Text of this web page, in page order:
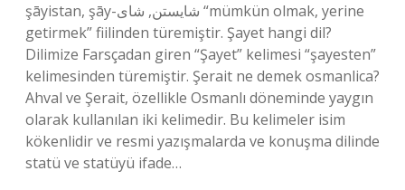
şāyistan, şāy-شایستن, شای “mümkün olmak, yerine
getirmek” fiilinden türemiştir. Şayet hangi dil?
Dilimize Farsçadan giren “Şayet” kelimesi “şayesten”
kelimesinden türemiştir. Şerait ne demek osmanlica?
Ahval ve Şerait, özellikle Osmanlı döneminde yaygın
olarak kullanılan iki kelimedir. Bu kelimeler isim
kökenlidir ve resmi yazışmalarda ve konuşma dilinde
statü ve statüyü ifade…